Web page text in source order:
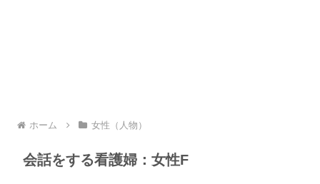
ホーム 女性（人物）
会話をする看護婦：女性F